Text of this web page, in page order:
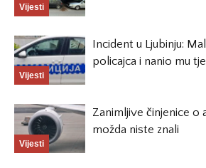
Vijesti
Vijesti
Incident u Ljubinju:
policajca i nanio mu
Vijesti
Zanimljive činjenice o
možda niste znali